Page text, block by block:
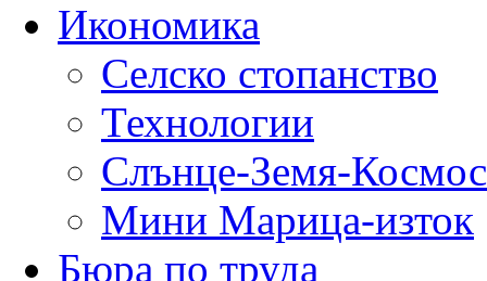
Икономика
Селско стопанство
Технологии
Слънце-Земя-Космос
Мини Марица-изток
Бюра по труда